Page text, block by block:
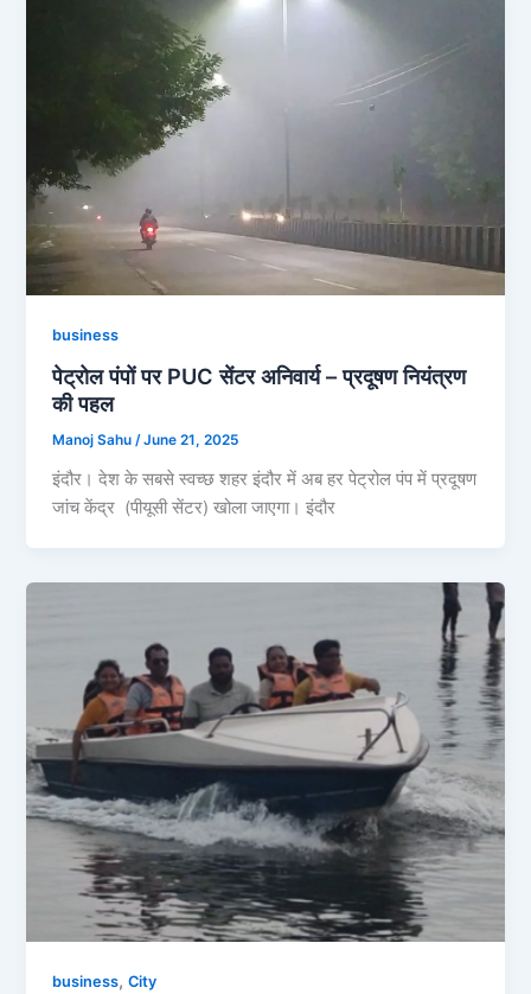
business
पेट्रोल पंपों पर PUC सेंटर अनिवार्य – प्रदूषण नियंत्रण
की पहल
Manoj Sahu/June 21, 2025
इंदौर। देश के सबसे स्वच्छ शहर इंदौर में अब हर पेट्रोल पंप में प्रदूषण
जांच केंद्र (पीयूसी सेंटर) खोला जाएगा। इंदौर
business,City